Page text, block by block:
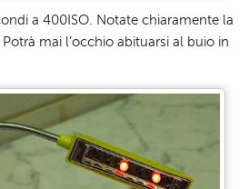
a 400ISO. Notate chiaramente la
mai l’occhio abituarsi al buio in